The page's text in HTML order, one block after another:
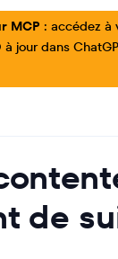
MCP : accédez à
jour dans
de